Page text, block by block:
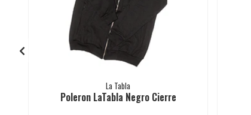
La Tabla
Poleron LaTabla Negro Cierre